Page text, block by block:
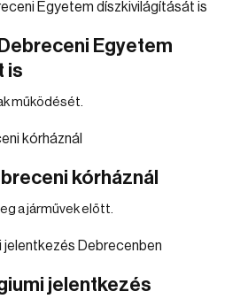
Egyetem
is
működését.
kórháznál
a járművek előtt.
jelentkezés